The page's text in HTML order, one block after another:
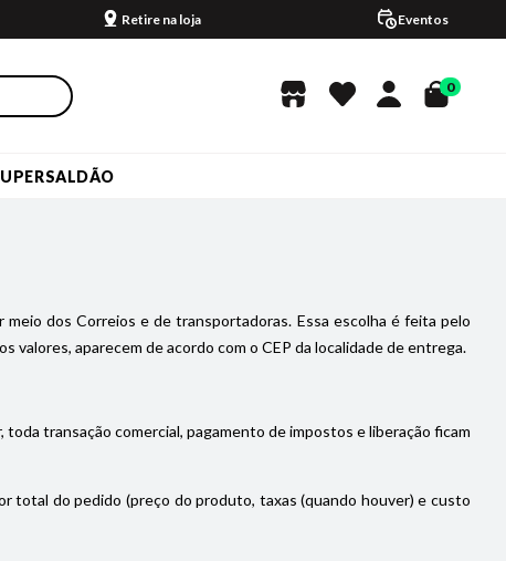
Retire na loja Eventos
0
dos Correios e de transportadoras. Essa escolha é feita pelo
valores, aparecem de acordo com o CEP da localidade de entrega.
transação comercial, pagamento de impostos e liberação ficam
total do pedido (preço do produto, taxas (quando houver) e custo